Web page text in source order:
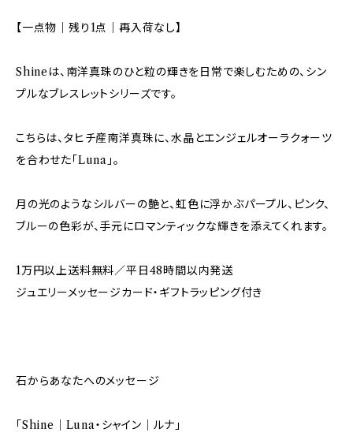
【一点物｜残り1点｜再入荷なし】
Shineは、南洋真珠のひと粒の輝きを日常で楽しむための、シン
プルなブレスレットシリーズです。
こちらは、タヒチ産南洋真珠に、水晶とエンジェルオーラクォーツ
を合わせた「Luna」。
月の光のようなシルバーの艶と、虹色に浮かぶパープル、ピンク、
ブルーの色彩が、手元にロマンティックな輝きを添えてくれます。
1万円以上送料無料／平日48時間以内発送
ジュエリーメッセージカード・ギフトラッピング付き
石からあなたへのメッセージ
「Shine｜Luna・シャイン｜ルナ」